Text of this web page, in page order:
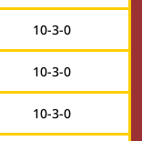
10-3-0
10-3-0
10-3-0